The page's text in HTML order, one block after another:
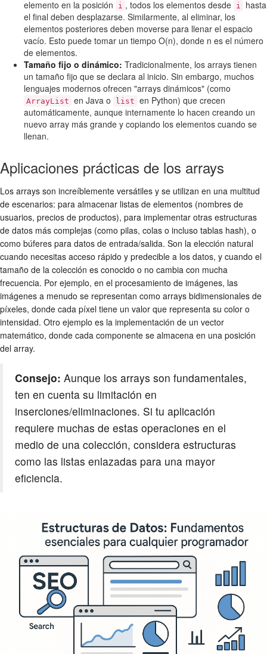
elemento en la posición i , todos los elementos desde i
hasta
el final deben desplazarse. Similarmente, al eliminar, los
elementos posteriores deben moverse para llenar el espacio
vacío. Esto puede tomar un tiempo O(n), donde n es el número
de elementos.
Tamaño fijo o dinámico: Tradicionalmente, los arrays tienen
un tamaño fijo que se declara al inicio. Sin embargo, muchos
lenguajes modernos ofrecen "arrays dinámicos" (como
ArrayList en Java o list en Python) que crecen
automáticamente, aunque internamente lo hacen creando un
nuevo array más grande y copiando los elementos cuando se
llenan.
Aplicaciones prácticas de los arrays
Los arrays son increíblemente versátiles y se utilizan en una multitud
de escenarios: para almacenar listas de elementos (nombres de
usuarios, precios de productos), para implementar otras estructuras
de datos más complejas (como pilas, colas o incluso tablas hash), o
como búferes para datos de entrada/salida. Son la elección natural
cuando necesitas acceso rápido y predecible a los datos, y cuando el
tamaño de la colección es conocido o no cambia con mucha
frecuencia. Por ejemplo, en el procesamiento de imágenes, las
imágenes a menudo se representan como arrays bidimensionales de
píxeles, donde cada píxel tiene un valor que representa su color o
intensidad. Otro ejemplo es la implementación de un vector
matemático, donde cada componente se almacena en una posición
del array.
Consejo: Aunque los arrays son fundamentales,
ten en cuenta su limitación en
inserciones/eliminaciones. Si tu aplicación
requiere muchas de estas operaciones en el
medio de una colección, considera estructuras
como las listas enlazadas para una mayor
eficiencia.